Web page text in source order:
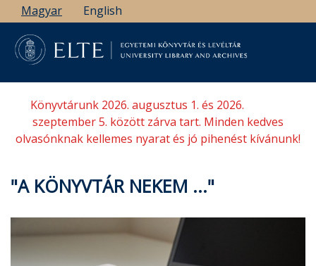
Ugrás
a
tartalomra
Magyar English
Könyvtárunk 2026. augusztus 1. és 2026.
szeptember 5. között zárva tart. Minden kedves
olvasónknak kellemes nyarat és jó pihenést kívánunk!
"A KÖNYVTÁR NEKEM ..."